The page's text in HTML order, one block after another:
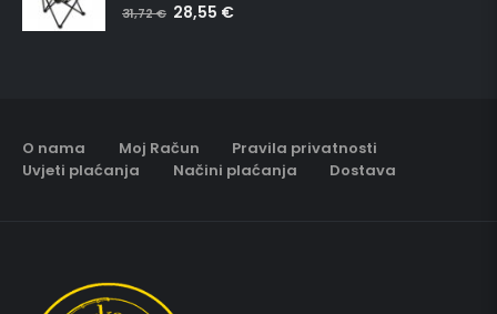
5.00 out of 5
31,72€ 28,55 €
O nama Moj Račun
Pravila privatnosti
Uvjeti plaćanja
Načini plaćanja Dostava